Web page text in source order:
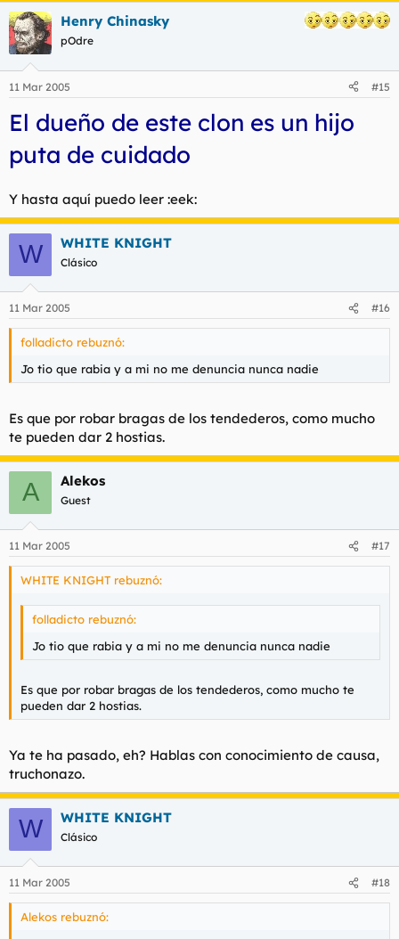
Henry Chinasky
pOdre
11 Mar 2005 #15
El dueño de este clon es un hijo
puta de cuidado
Y hasta aquí puedo leer :eek:
W WHITE KNIGHT
Clásico
11 Mar 2005 #16
folladicto rebuznó:
Jo tio que rabia y a mi no me denuncia nunca nadie
Es que por robar bragas de los tendederos, como mucho
te pueden dar 2 hostias.
A Alekos
Guest
11 Mar 2005 #17
WHITE KNIGHT rebuznó:
folladicto rebuznó:
Jo tio que rabia y a mi no me denuncia nunca nadie
Es que por robar bragas de los tendederos, como mucho te
pueden dar 2 hostias.
Ya te ha pasado, eh? Hablas con conocimiento de causa,
truchonazo.
W WHITE KNIGHT
Clásico
11 Mar 2005 #18
Alekos rebuznó: